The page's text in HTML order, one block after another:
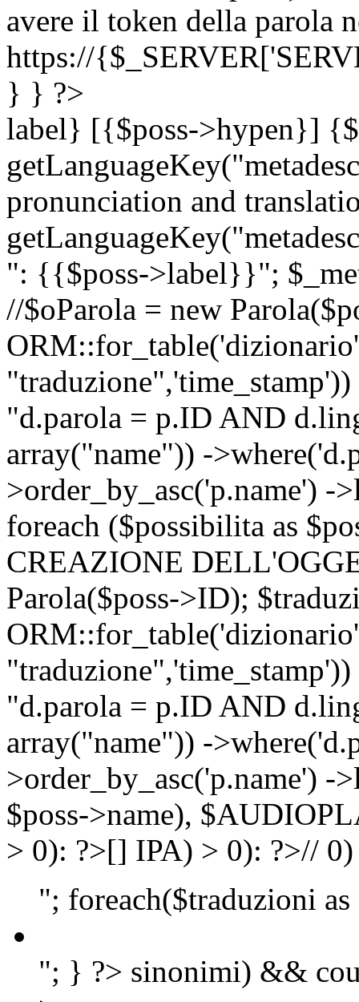
avere il token della parola
https://
} } ?>
label} [{$poss->hypen}]
pronunciation and
": {{$poss->label}}";
//$oParola = new
"d.parola = p.ID AND
array("name")) -
>order_by_asc('p.name')
foreach ($possibilita as
CREAZIONE
Parola($poss->ID);
"d.parola = p.ID AND
array("name")) -
>order_by_asc('p.name')
$poss->name),
> 0): ?>[] IPA) > 0): ?>//
"; foreach($traduzioni
"; } ?> sinonimi) &&